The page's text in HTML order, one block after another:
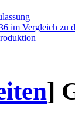
im Vergleich zu
]